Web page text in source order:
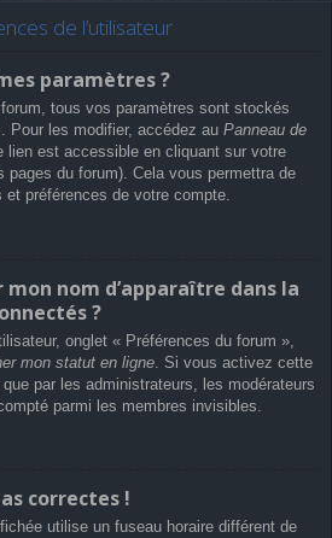
de l’utilisateur
paramètres ?
tous vos paramètres sont stockés
Pour les modifier, accédez au Panneau de
lien est accessible en cliquant sur votre
pages du forum). Cela vous permettra de
préférences de votre compte.
nom d’apparaître dans la
?
onglet « Préférences du forum »,
mon statut en ligne . Si vous activez cette
par les administrateurs, les modérateurs
parmi les membres invisibles.
correctes !
utilise un fuseau horaire différent de